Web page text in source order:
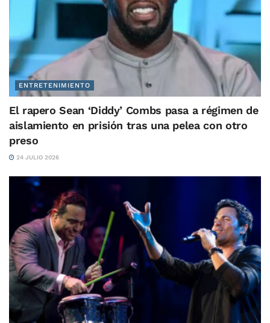
ENTRETENIMIENTO
El rapero Sean ‘Diddy’ Combs pasa a régimen de
aislamiento en prisión tras una pelea con otro
preso
24 JULIO 2026